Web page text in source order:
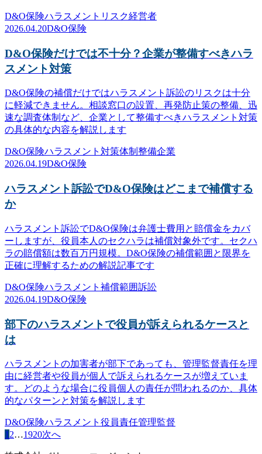
D&O保険ハラスメント リスク経営者
2026.04.20D&O保険
D&O保険だけでは不十分？企業が整備すべきハラ
スメント対策
D&O保険の補償だけではハラスメント訴訟のリスクは十分
に軽減できません。相談窓口の設置、再発防止策の整備、迅
速な調査体制など、企業として整備すべきハラスメント対策
の具体的な内容を解説します
D&O保険ハラスメント対策体制整備企業
2026.04.19D&O保険
ハラスメント訴訟でD&O保険はどこまで補償する
か
ハラスメント訴訟でD&O保険は弁護士費用と賠償金をカバ
ーしますが、役員本人のセクハラは補償対象外です。セクハ
ラの賠償額は数百万円規模。D&O保険の補償範囲と限界を
正確に理解するための解説記事です
D&O保険ハラスメント 補償範囲訴訟
2026.04.19D&O保険
部下のハラスメントで役員が訴えられるケースと
は
ハラスメントの加害者が部下であっても、管理監督責任を理
由に経営者や役員が個人で訴えられるケースが増えていま
す。どのような場合に役員個人の責任が問われるのか、具体
的なパターンと対策を解説します
D&O保険ハラスメント 役員責任管理監督
1 2…1920次へ